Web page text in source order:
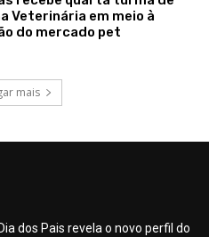
Veterinária em meio à
do mercado pet
mais
dos Pais revela o novo perfil do